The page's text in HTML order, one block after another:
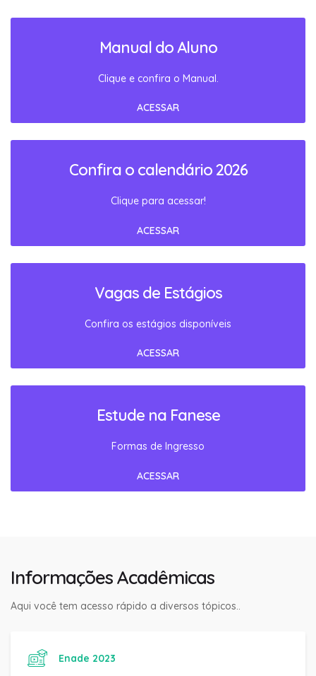
Manual do Aluno
Clique e confira o Manual.
ACESSAR
Confira o calendário 2026
Clique para acessar!
ACESSAR
Vagas de Estágios
Confira os estágios disponíveis
ACESSAR
Estude na Fanese
Formas de Ingresso
ACESSAR
Informações Acadêmicas
Aqui você tem acesso rápido a diversos tópicos..
Enade 2023